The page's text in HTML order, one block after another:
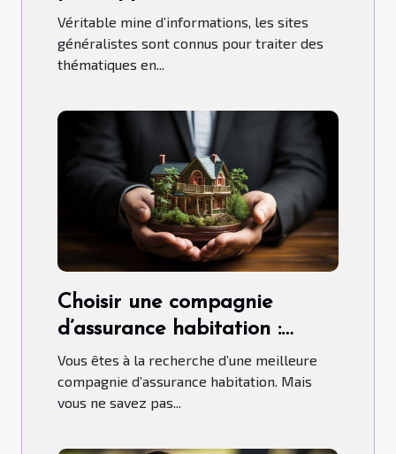
Véritable mine d’informations, les sites
généralistes sont connus pour traiter des
thématiques en...
Choisir une compagnie
d’assurance habitation :
comment s’y prendre ?
Vous êtes à la recherche d’une meilleure
compagnie d’assurance habitation. Mais
vous ne savez pas...